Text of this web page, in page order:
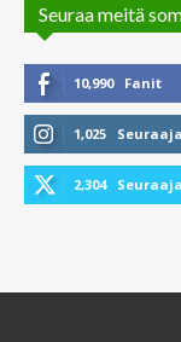
Seuraa meitä
10,990 Fanit
1,025
2,304